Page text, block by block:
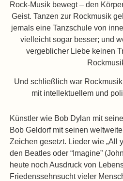
Rock-Musik bewegt – den
Geist. Tanzen zur Rockmusik
jemals eine Tanzschule von
vielleicht sogar besser; und
vergeblicher Liebe keinen
Und schließlich war
mit intellektuellem und
Künstler wie Bob Dylan mit
Bob Geldorf mit seinen
Zeichen gesetzt. Lieder wie „All
den Beatles oder “Imagine”
heute noch Ausdruck von
Friedenssehnsucht vieler